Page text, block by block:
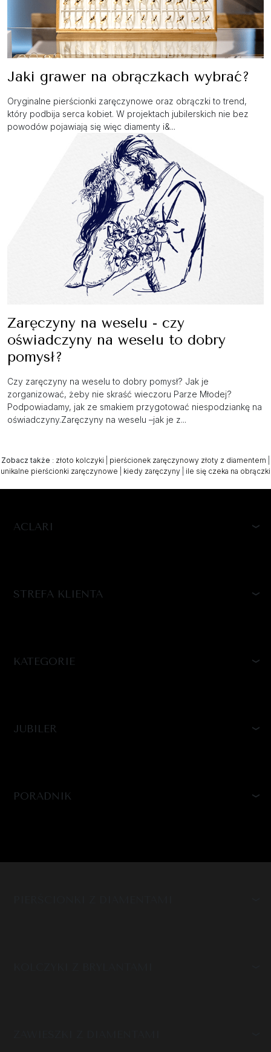
Jaki grawer na obrączkach wybrać?
Oryginalne pierścionki zaręczynowe oraz obrączki to trend,
który podbija serca kobiet. W projektach jubilerskich nie bez
powodów pojawiają się więc diamenty i&...
Zaręczyny na weselu - czy
oświadczyny na weselu to dobry
pomysł?
Czy zaręczyny na weselu to dobry pomysł? Jak je
zorganizować, żeby nie skraść wieczoru Parze Młodej?
Podpowiadamy, jak ze smakiem przygotować niespodziankę na
oświadczyny.Zaręczyny na weselu –jak je z...
Zobacz także : złoto kolczyki pierścionek zaręczynowy złoty z diamentem
unikalne pierścionki zaręczynowe
kiedy zaręczyny ile się czeka na obrączki
ACLARI
STREFA KLIENTA
KATEGORIE
JUBILER
PORADNIK